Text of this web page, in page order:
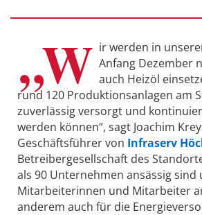
„W ir werden in
Anfang Dezember
auch Heizöl
rund 120 Produktionsanlagen am
zuverlässig versorgt und
werden können“, sagt Joachim
Geschäftsführer von Infraserv
Betreibergesellschaft des
als 90 Unternehmen ansässig sind
Mitarbeiterinnen und Mitarbeiter
anderem auch für die